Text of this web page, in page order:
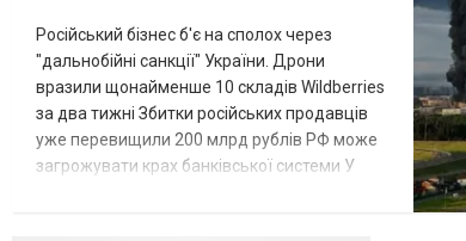
Російський бізнес б'є на сполох через
"дальнобійні санкції" України. Дрони
вразили щонайменше 10 складів Wildberries
за два тижні Збитки російських продавців
уже перевищили 200 млрд рублів РФ може
загрожувати крах банківської системи У